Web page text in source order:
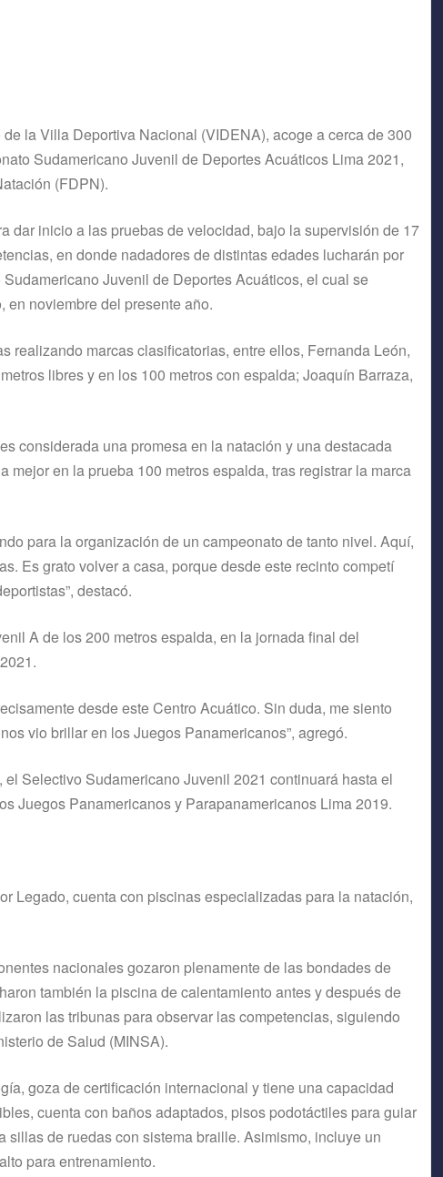
la Villa Deportiva Nacional (VIDENA), acoge a cerca de 300
Sudamericano Juvenil de Deportes Acuáticos Lima 2021,
(FDPN).
dar inicio a las pruebas de velocidad, bajo la supervisión de 17
en donde nadadores de distintas edades lucharán por
Juvenil de Deportes Acuáticos, el cual se
noviembre del presente año.
realizando marcas clasificatorias, entre ellos, Fernanda León,
libres y en los 100 metros con espalda; Joaquín Barraza,
considerada una promesa en la natación y una destacada
mejor en la prueba 100 metros espalda, tras registrar la marca
para la organización de un campeonato de tanto nivel. Aquí,
Es grato volver a casa, porque desde este recinto competí
destacó.
A de los 200 metros espalda, en la jornada final del
desde este Centro Acuático. Sin duda, me siento
vio brillar en los Juegos Panamericanos”, agregó.
Selectivo Sudamericano Juvenil 2021 continuará hasta el
Juegos Panamericanos y Parapanamericanos Lima 2019.
Legado, cuenta con piscinas especializadas para la natación,
nacionales gozaron plenamente de las bondades de
también la piscina de calentamiento antes y después de
las tribunas para observar las competencias, siguiendo
de Salud (MINSA).
goza de certificación internacional y tiene una capacidad
cuenta con baños adaptados, pisos podotáctiles para guiar
de ruedas con sistema braille. Asimismo, incluye un
para entrenamiento.